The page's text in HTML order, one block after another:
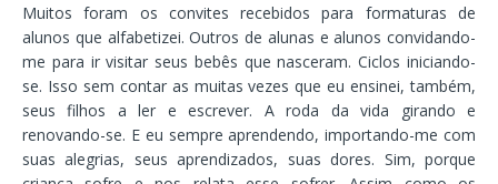
Muitos foram os convites recebidos para formaturas de
alunos que alfabetizei. Outros de alunas e alunos convidando-
me para ir visitar seus bebês que nasceram. Ciclos iniciando-
se. Isso sem contar as muitas vezes que eu ensinei, também,
seus filhos a ler e escrever. A roda da vida girando e
renovando-se. E eu sempre aprendendo, importando-me com
suas alegrias, seus aprendizados, suas dores. Sim, porque